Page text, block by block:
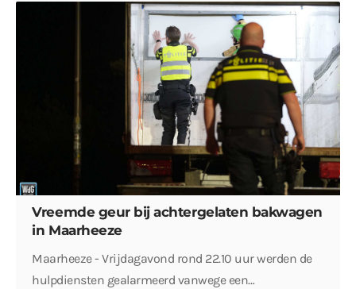
Vreemde geur bij achtergelaten bakwagen
in Maarheeze
Maarheeze - Vrijdagavond rond 22.10 uur werden de
hulpdiensten gealarmeerd vanwege een…